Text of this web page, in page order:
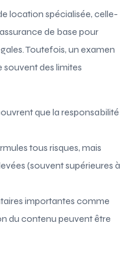
location spécialisée, celle-
de base pour
Toutefois, un examen
des limites
que la responsabilité
tous risques, mais
(souvent supérieures à
importantes comme
du contenu peuvent être